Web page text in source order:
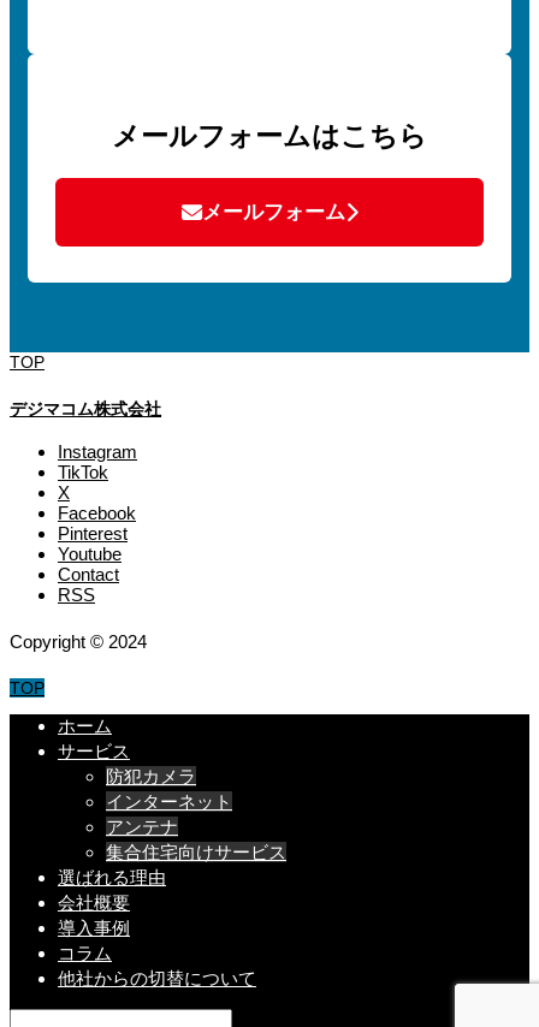
メールフォームはこちら
メールフォーム
TOP
デジマコム株式会社
Instagram
TikTok
X
Facebook
Pinterest
Youtube
Contact
RSS
Copyright © 2024
TOP
ホーム
サービス
防犯カメラ
インターネット
アンテナ
集合住宅向けサービス
選ばれる理由
会社概要
導入事例
コラム
他社からの切替について